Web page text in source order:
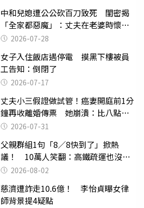
中和兒媳遭公公砍百刀致死 閨密揭
「全家都惡魔」：丈夫在老婆時懷孕
摔東西
2026-07-28
女子入住飯店遇停電 摸黑下樓被員
工告知：倒閉了
2026-07-17
丈夫小三假證做試管！癌妻開庭前1分
鐘再收離婚傳票 她崩潰：比八點檔
還扯2026-07-31
父親群組1句「8／8快到了」掀熱
議！ 10萬人笑翻：高鐵疏運也沒列
父親節
2026-08-02
慈濟遭詐走10.6億！ 李怡貞曝女律
師背景提4疑點